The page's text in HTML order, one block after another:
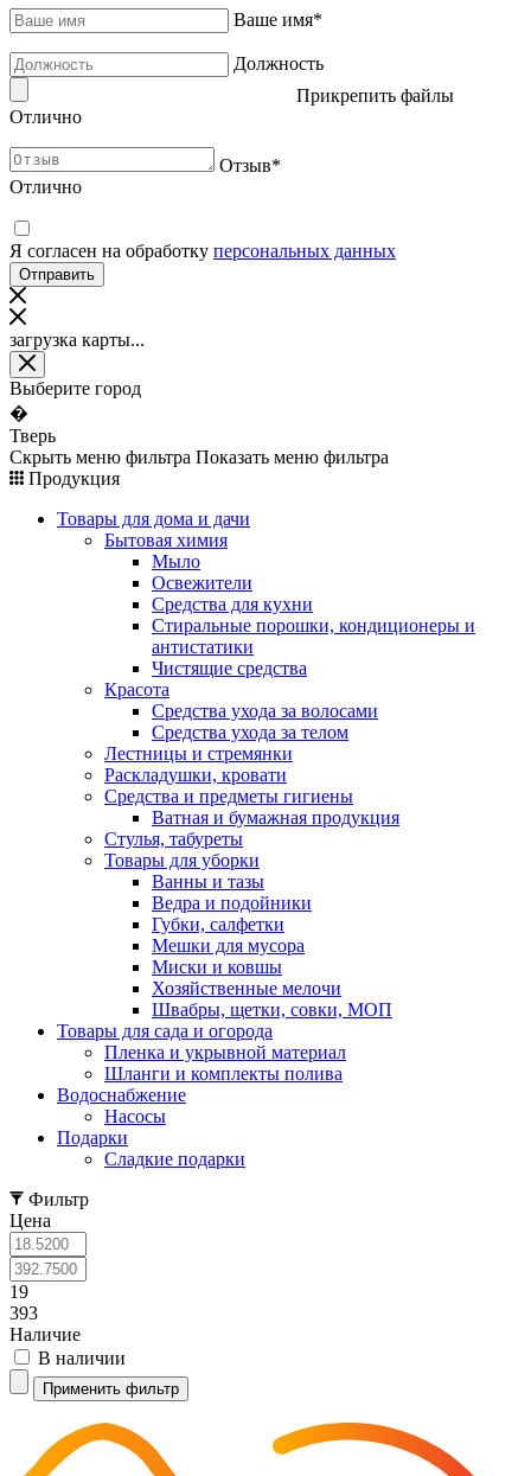
Ваше имя*
Должность
Прикрепить файлы
Отлично
Отзыв*
Отлично
Я согласен на обработку персональных данных
загрузка карты...
Выберите город
�
Тверь
Скрыть меню фильтра Показать меню фильтра
Продукция
Товары для дома и дачи
Бытовая химия
Мыло
Освежители
Средства для кухни
Стиральные порошки, кондиционеры и
антистатики
Чистящие средства
Красота
Средства ухода за волосами
Средства ухода за телом
Лестницы и стремянки
Раскладушки, кровати
Средства и предметы гигиены
Ватная и бумажная продукция
Стулья, табуреты
Товары для уборки
Ванны и тазы
Ведра и подойники
Губки, салфетки
Мешки для мусора
Миски и ковшы
Хозяйственные мелочи
Швабры, щетки, совки, МОП
Товары для сада и огорода
Пленка и укрывной материал
Шланги и комплекты полива
Водоснабжение
Насосы
Подарки
Cладкие подарки
Фильтр
Цена
19
393
Наличие
В наличии